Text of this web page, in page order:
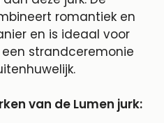
romantiek en
en is ideaal voor
strandceremonie
van de Lumen jurk: